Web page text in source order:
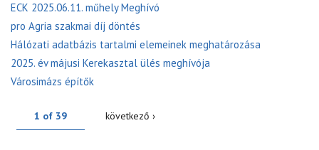
ECK 2025.06.11. műhely Meghívó
pro Agria szakmai díj döntés
Hálózati adatbázis tartalmi elemeinek meghatározása
2025. év májusi Kerekasztal ülés meghívója
Városimázs építők
1 of 39 következő ›